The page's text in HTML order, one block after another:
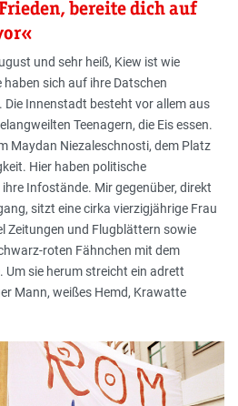
bereite dich auf
und sehr heiß, Kiew ist wie
haben sich auf ihre Datschen
Die Innenstadt besteht vor allem aus
Teenagern, die Eis essen.
Maydan Niezaleschnosti, dem Platz
Hier haben politische
Infostände. Mir gegenüber, direkt
sitzt eine cirka vierzigjährige Frau
Zeitungen und Flugblättern sowie
roten Fähnchen mit dem
Um sie herum streicht ein adrett
Mann, weißes Hemd, Krawatte